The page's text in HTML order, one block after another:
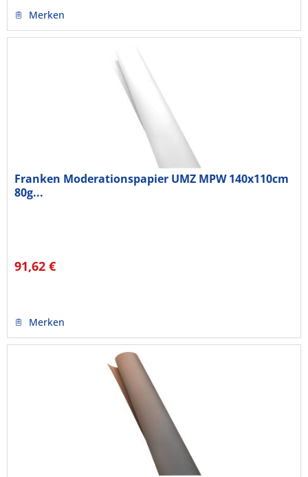
Merken
Franken Moderationspapier UMZ MPW 140x110cm
80g...
91,62 €
Merken